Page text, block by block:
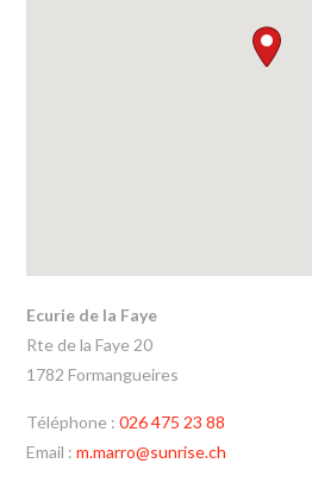
Ecurie de la Faye
Rte de la Faye 20
1782Formangueires
Téléphone :026 475 23 88
Email :m.marro@sunrise.ch